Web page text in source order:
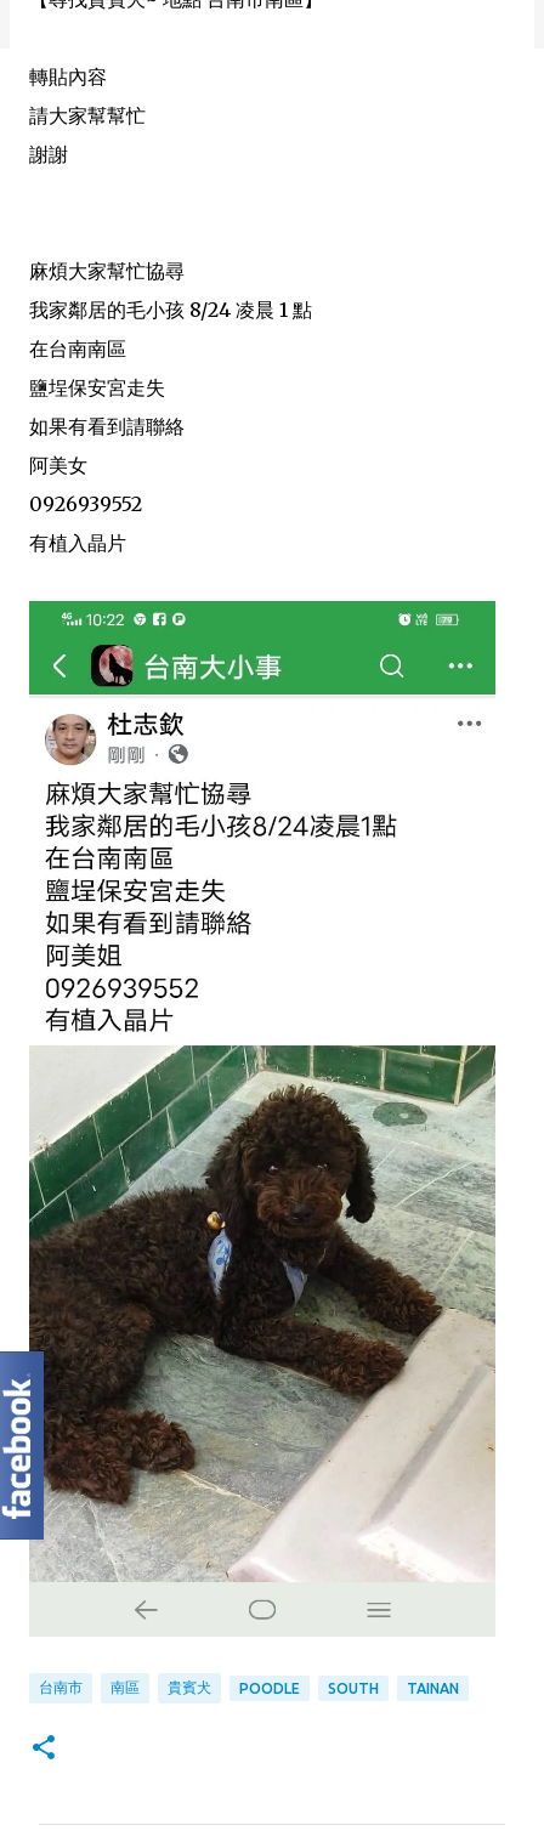
轉貼內容
請大家幫幫忙
謝謝
麻煩大家幫忙協尋
我家鄰居的毛小孩 8/24 凌晨 1 點
在台南南區
鹽埕保安宮走失
如果有看到請聯絡
阿美女
0926939552
有植入晶片
台南市 南區 貴賓犬 POODLE SOUTH TAINAN